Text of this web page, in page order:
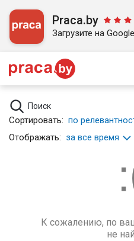
Praca.by
Загрузите на
Поиск
Сортировать: по
Отображать: за все время
К сожалению, по
не